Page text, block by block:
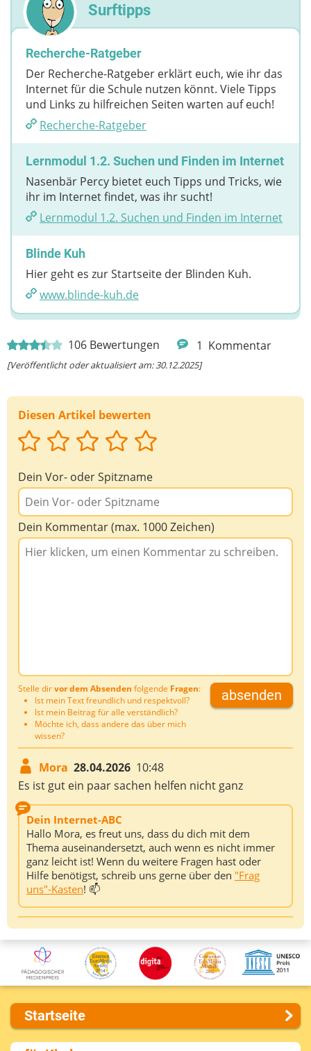
106 Bewertungen 1 Kommentar
[Veröffentlicht oder aktualisiert am: 30.12.2025]
Diesen Artikel bewerten
Dein Vor- oder Spitzname
Dein Kommentar (max. 1000 Zeichen)
Stelle dirvor dem Absenden folgende Fragen:
Ist mein Text freundlich und respektvoll?
Ist mein Beitrag für alle verständlich?
Möchte ich, dass andere das über mich
wissen?
absenden
Mora 28.04.2026 10:48
Es ist gut ein paar sachen helfen nicht ganz
Dein Internet-ABC
Hallo Mora, es freut uns, dass du dich mit dem
Thema auseinandersetzt, auch wenn es nicht immer
ganz leicht ist! Wenn du weitere Fragen hast oder
Hilfe benötigst, schreib uns gerne über den "Frag
uns"-Kasten! 📫
Surftipps
Recherche-Ratgeber
Der Recherche-Ratgeber erklärt euch, wie ihr das
Internet für die Schule nutzen könnt. Viele Tipps
und Links zu hilfreichen Seiten warten auf euch!
Recherche-Ratgeber
Lernmodul 1.2. Suchen und Finden im Internet
Nasenbär Percy bietet euch Tipps und Tricks, wie
ihr im Internet findet, was ihr sucht!
Lernmodul 1.2. Suchen und Finden im Internet
Blinde Kuh
Hier geht es zur Startseite der Blinden Kuh.
www.blinde-kuh.de
Startseite
Über uns